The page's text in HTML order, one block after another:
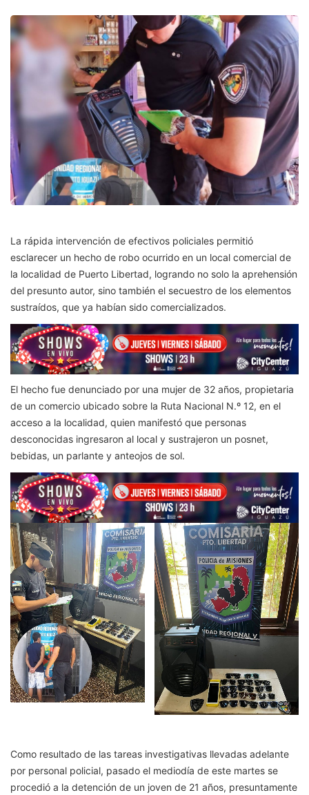
La rápida intervención de efectivos policiales permitió
esclarecer un hecho de robo ocurrido en un local comercial de
la localidad de Puerto Libertad, logrando no solo la aprehensión
del presunto autor, sino también el secuestro de los elementos
sustraídos, que ya habían sido comercializados.
El hecho fue denunciado por una mujer de 32 años, propietaria
de un comercio ubicado sobre la Ruta Nacional N.º 12, en el
acceso a la localidad, quien manifestó que personas
desconocidas ingresaron al local y sustrajeron un posnet,
bebidas, un parlante y anteojos de sol.
Como resultado de las tareas investigativas llevadas adelante
por personal policial, pasado el mediodía de este martes se
procedió a la detención de un joven de 21 años, presuntamente